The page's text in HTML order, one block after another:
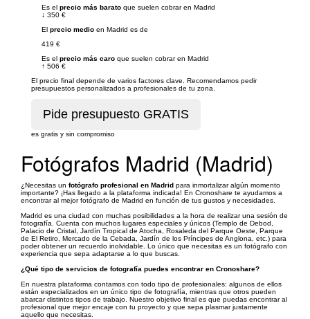
Es el precio más barato que suelen cobrar en Madrid
↓ 350 €
El precio medio en Madrid es de
419 €
Es el precio más caro que suelen cobrar en Madrid
↑ 506 €
El precio final depende de varios factores clave. Recomendamos pedir
presupuestos personalizados a profesionales de tu zona.
es gratis y sin compromiso
Fotógrafos Madrid (Madrid)
¿Necesitas un fotógrafo profesional en Madrid para inmortalizar algún momento
importante? ¡Has llegado a la plataforma indicada! En Cronoshare te ayudamos a
encontrar al mejor fotógrafo de Madrid en función de tus gustos y necesidades.
Madrid es una ciudad con muchas posibilidades a la hora de realizar una sesión de
fotografía. Cuenta con muchos lugares especiales y únicos (Templo de Debod,
Palacio de Cristal, Jardín Tropical de Atocha, Rosaleda del Parque Oeste, Parque
de El Retiro, Mercado de la Cebada, Jardín de los Príncipes de Anglona, etc.) para
poder obtener un recuerdo inolvidable. Lo único que necesitas es un fotógrafo con
experiencia que sepa adaptarse a lo que buscas.
¿Qué tipo de servicios de fotografía puedes encontrar en Cronoshare?
En nuestra plataforma contamos con todo tipo de profesionales: algunos de ellos
están especializados en un único tipo de fotografía, mientras que otros pueden
abarcar distintos tipos de trabajo. Nuestro objetivo final es que puedas encontrar al
profesional que mejor encaje con tu proyecto y que sepa plasmar justamente
aquello que necesitas.